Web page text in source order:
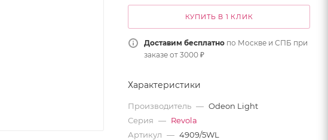
КУПИТЬ В 1 КЛИК
Доставим бесплатно по Москве и СПБ при
заказе от 3000 ₽
Характеристики
Производитель — Odeon Light
Серия — Revola
Артикул — 4909/5WL